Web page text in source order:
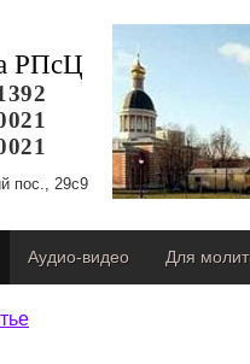
РПсЦ
пос., 29с9
Аудио-видео Для